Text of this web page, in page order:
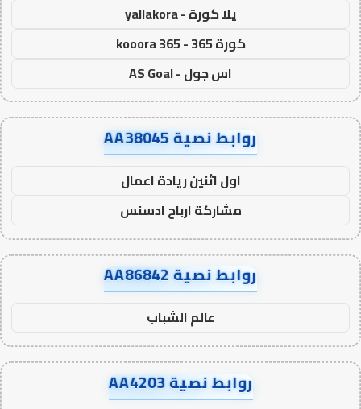
يلا كورة - yallakora
كورة 365 - kooora 365
اس جول - AS Goal
روابط نصية AA38045
اول اثنين ريادة اعمال
مشاركة ارباح ادسنس
روابط نصية AA86842
عالم الشباب
روابط نصية AA4203